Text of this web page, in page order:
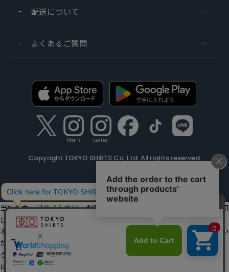
配送について
よくあるご質問
Men's Ladies'
Copyright TOKYO SHIRTS Co.,Ltd. All rights reserved.
当社のウェブサイトでは、お客様の利便性向上のためにクッキーを利用
しています。
本ウェブサイトをこのままご利用になる場合、クッキーの使用に同意い
ただいたものとみなします。
クッキーを通じて収集する情報には、「お客様個人を特定できる情報」
は一切含まれておりません。詳細は